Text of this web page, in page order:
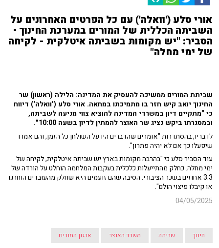
אורי סלע ('וואלה') עם כל הפרטים האחרונים על
השביתה הכללית של המורים במערכת החינוך •
הסביר: "יש מקומות בשביתה איטלקית - לקיחה
של ימי מחלה"
שביתת המורים ממשיכה להעסיק את המדינה: הלילה (ראשון) שר
החינוך יואב קיש חזר בו מתמיכתו במחאה. אורי סלע ('וואלה') דיווח
כי "מתקיים דיון במשרדי המדינה להוציא צווי מניעה לשביתה,
ובמסגרתו ביקש נציג שר האוצר להמתין לדיון בשעה 10:00".
לדבריו, בהסתדרות "אומרים שהדברים היו על השולחן כל הזמן, והם אמרו
שיפעלו כך אם לא יהיה פתרון".
עוד הסביר סלע כי "בהרבה מקומות בארץ יש שביתה איטלקית, לקיחה של
ימי מחלה. כחלק מהתייעלות כלכלית בעקבות המלחמה הוחלט על הורדה של
3.3 אחוזים בשכר הציבורי. הסיבה שהם זועמים היא שחלק מהעובדים הוחרגו
או קיבלו פיצוי הולם".
04/05/2025
חינוך שביתה משרד האוצר ארגון המורים